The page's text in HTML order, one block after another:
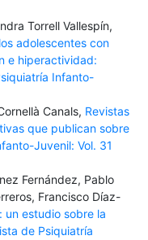
Torrell Vallespín,
adolescentes con
e hiperactividad:
Infanto-
Canals, Revistas
que publican sobre
Juvenil: Vol. 31
Fernández, Pablo
Francisco Díaz-
un estudio sobre la
de Psiquiatría